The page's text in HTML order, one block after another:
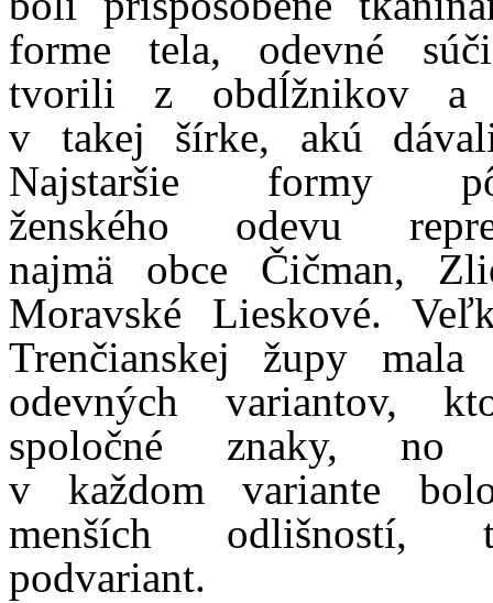
forme tela, odevné
tvorili z obdĺžnikov a
v takej šírke, akú
Najstaršie formy
ženského odevu
najmä obce Čičman,
Moravské Lieskové.
Trenčianskej župy mala
odevných variantov,
spoločné znaky, no
v každom variante
menších odlišností,
podvariant.